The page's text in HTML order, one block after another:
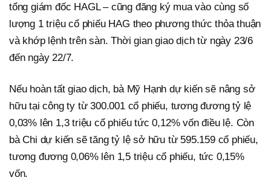
tổng giám đốc HAGL – cũng đăng ký mua vào cùng số
lượng 1 triệu cổ phiếu HAG theo phương thức thỏa thuận
và khớp lệnh trên sàn. Thời gian giao dịch từ ngày 23/6
đến ngày 22/7.
Nếu hoàn tất giao dịch, bà Mỹ Hạnh dự kiến sẽ nâng sở
hữu tại công ty từ 300.001 cổ phiếu, tương đương tỷ lệ
0,03% lên 1,3 triệu cổ phiếu tức 0,12% vốn điều lệ. Còn
bà Chi dự kiến sẽ tăng tỷ lệ sở hữu từ 595.159 cổ phiếu,
tương đương 0,06% lên 1,5 triệu cổ phiếu, tức 0,15%
vốn.